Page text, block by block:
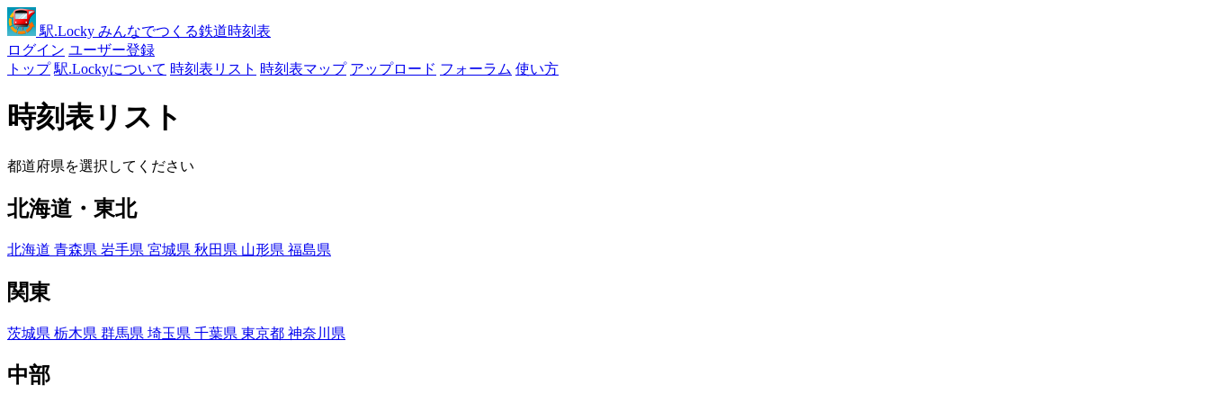
駅.Locky みんなでつくる鉄道時刻表
ログイン ユーザー登録
トップ 駅.Lockyについて 時刻表リスト 時刻表マップ アップロード フォーラム 使い方
時刻表リスト
都道府県を選択してください
北海道・東北
北海道 青森県 岩手県 宮城県 秋田県 山形県 福島県
関東
茨城県 栃木県 群馬県 埼玉県 千葉県 東京都 神奈川県
中部